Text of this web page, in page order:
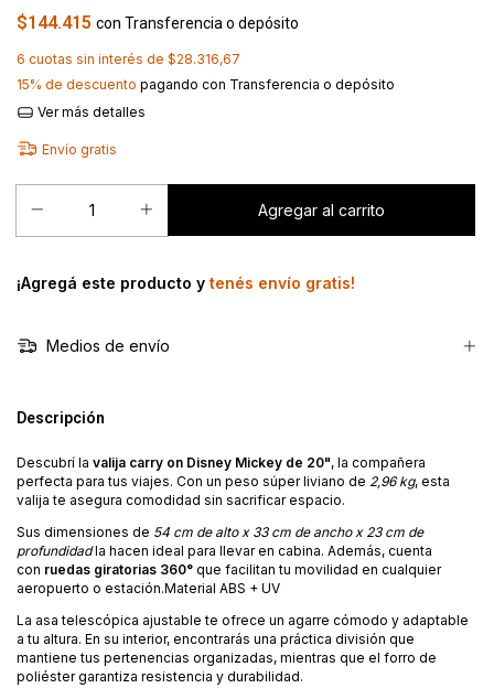
$144.415 con Transferencia o depósito
6 cuotas sin interés de $28.316,67
15% de descuento pagando con Transferencia o depósito
Ver más detalles
Envío gratis
¡Agregá este producto y tenés envío gratis!
Medios de envío
Descripción
Descubrí la valija carry on Disney Mickey de 20", la compañera
perfecta para tus viajes. Con un peso súper liviano de 2,96 kg, esta
valija te asegura comodidad sin sacrificar espacio.
Sus dimensiones de 54 cm de alto x 33 cm de ancho x 23 cm de
profundidadla hacen ideal para llevar en cabina. Además, cuenta
con ruedas giratorias 360° que facilitan tu movilidad en cualquier
aeropuerto o estación.Material ABS + UV
La asa telescópica ajustable te ofrece un agarre cómodo y adaptable
a tu altura. En su interior, encontrarás una práctica división que
mantiene tus pertenencias organizadas, mientras que el forro de
poliéster garantiza resistencia y durabilidad.